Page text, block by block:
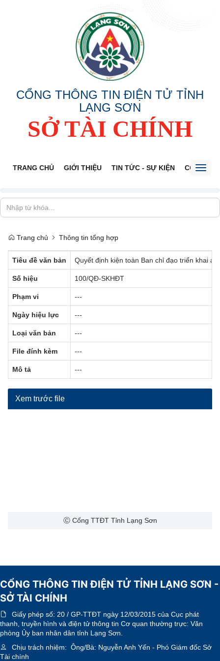
CỔNG THÔNG TIN ĐIỆN TỬ TỈNH
LẠNG SƠN
SỞ TÀI CHÍNH
TRANG CHỦ GIỚI THIỆU TIN TỨC - SỰ KIỆN CÔNG
Trang chủ Thông tin tổng hợp
Tiêu đề văn bản Quyết định kiện toàn Ban chỉ đạo triển khai
Số hiệu 100/QĐ-SKHĐT
Phạm vi ---
Ngày hiệu lực ---
Loại văn bản ---
File đính kèm ---
Mô tả ---
Xem trước file
Ⓒ Cổng TTĐT Tỉnh Lạng Sơn
CỔNG THÔNG TIN ĐIỆN TỬ TỈNH LẠNG SƠN -
SỞ TÀI CHÍNH
Giấy phép số: 20 / GP-TTĐT ngày 12/03/2015 của Cục phát
thanh, truyền hình và điện tử thông tin Cơ quan thường trực: Văn
phòng Ủy ban nhân dân tỉnh Lạng Sơn.
Chịu trách nhiệm: Ông/Bà: Nguyễn Anh Yến - Phó Giám đốc Sở
Tài chính